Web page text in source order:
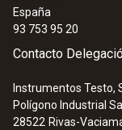
España
93 753 95 20
Contacto
Instrumentos Testo,
Polígono Industrial
28522 Rivas-